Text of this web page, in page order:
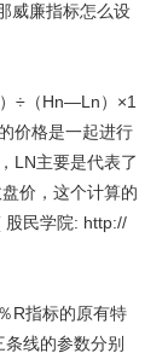
威廉指标怎么设
÷（Hn—Ln）×1
价格是一起进行
LN主要是代表了
价，这个计算的
股民学院: http://
R指标的原有特
线的参数分别